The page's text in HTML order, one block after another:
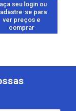
seu login ou
se para
ver preços e
comprar